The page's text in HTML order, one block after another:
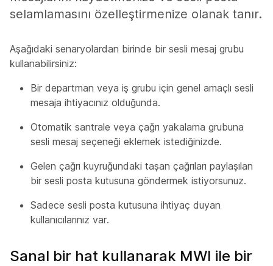
selamlamasını özelleştirmenize olanak tanır.
Aşağıdaki senaryolardan birinde bir sesli mesaj grubu
kullanabilirsiniz:
Bir departman veya iş grubu için genel amaçlı sesli
mesaja ihtiyacınız olduğunda.
Otomatik santrale veya çağrı yakalama grubuna
sesli mesaj seçeneği eklemek istediğinizde.
Gelen çağrı kuyruğundaki taşan çağrıları paylaşılan
bir sesli posta kutusuna göndermek istiyorsunuz.
Sadece sesli posta kutusuna ihtiyaç duyan
kullanıcılarınız var.
Sanal bir hat kullanarak MWI ile bir